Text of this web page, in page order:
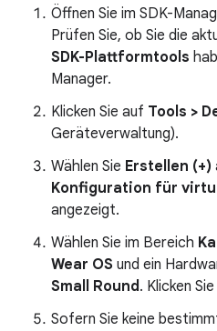
Öffnen Sie im SDK-
Prüfen Sie, ob Sie die
SDK-Plattformtools
Manager.
Klicken Sie auf Tools >
Geräteverwaltung).
Wählen Sie Erstellen (+)
Konfiguration für
angezeigt.
Wählen Sie im Bereich
Wear OS und ein
Small Round. Klicken
Sofern Sie keine